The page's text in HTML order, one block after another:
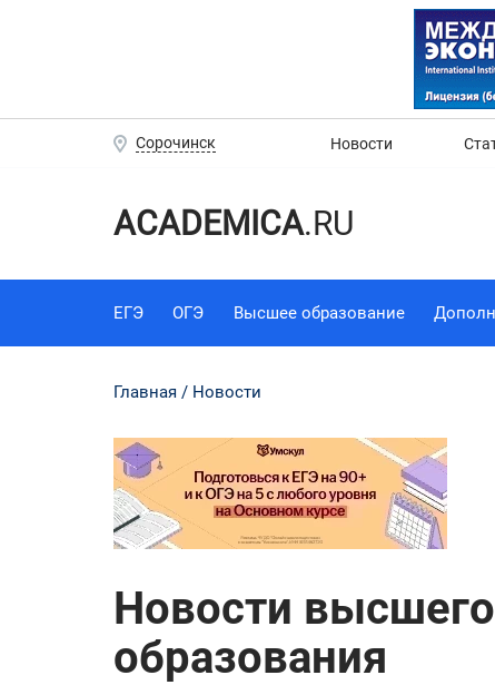
Сорочинск Новости
ACADEMICA.RU
ЕГЭ ОГЭ Высшее образование
Главная Новости
Новости
образования